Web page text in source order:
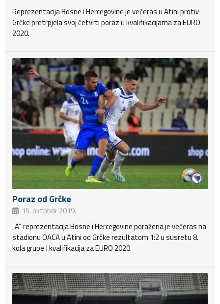
Reprezentacija Bosne i Hercegovine je večeras u Atini protiv
Grčke pretrpjela svoj četvrti poraz u kvalifikacijama za EURO
2020.
Poraz od Grčke
15. oktobar 2019.
„A“ reprezentacija Bosne i Hercegovine poražena je večeras na
stadionu OACA u Atini od Grčke rezultatom 1:2 u susretu 8.
kola grupe J kvalifikacija za EURO 2020.